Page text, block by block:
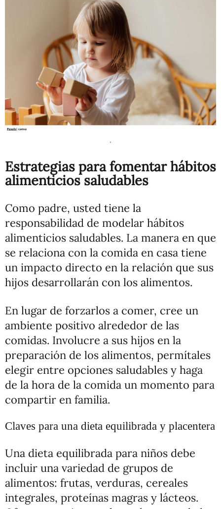
.
Estrategias para fomentar hábitos
alimenticios saludables
Como padre, usted tiene la
responsabilidad de modelar hábitos
alimenticios saludables. La manera en que
se relaciona con la comida en casa tiene
un impacto directo en la relación que sus
hijos desarrollarán con los alimentos.
En lugar de forzarlos a comer, cree un
ambiente positivo alrededor de las
comidas. Involucre a sus hijos en la
preparación de los alimentos, permítales
elegir entre opciones saludables y haga
de la hora de la comida un momento para
compartir en familia.
Claves para una dieta equilibrada y placentera
Una dieta equilibrada para niños debe
incluir una variedad de grupos de
alimentos: frutas, verduras, cereales
integrales, proteínas magras y lácteos.